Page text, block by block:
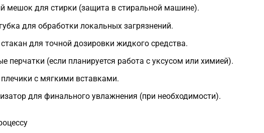
мешок для стирки (защита в стиральной машине).
для обработки локальных загрязнений.
для точной дозировки жидкого средства.
перчатки (если планируется работа с уксусом или химией).
плечики с мягкими вставками.
для финального увлажнения (при необходимости).